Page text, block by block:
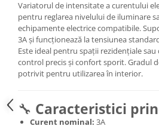
Variatorul de intensitate a curentului
pentru reglarea nivelului de iluminare
echipamente electrice compatibile.
3A și funcționează la tensiunea
Este ideal pentru spații rezidențiale
control precis și confort sporit. Gradul
potrivit pentru utilizarea în interior.
🔧 Caracteristici
Curent nominal: 3A